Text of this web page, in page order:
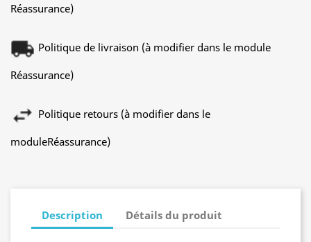
Réassurance)
Politique de livraison (à modifier dans le module
Réassurance)
Politique retours (à modifier dans le
moduleRéassurance)
Description Détails du produit